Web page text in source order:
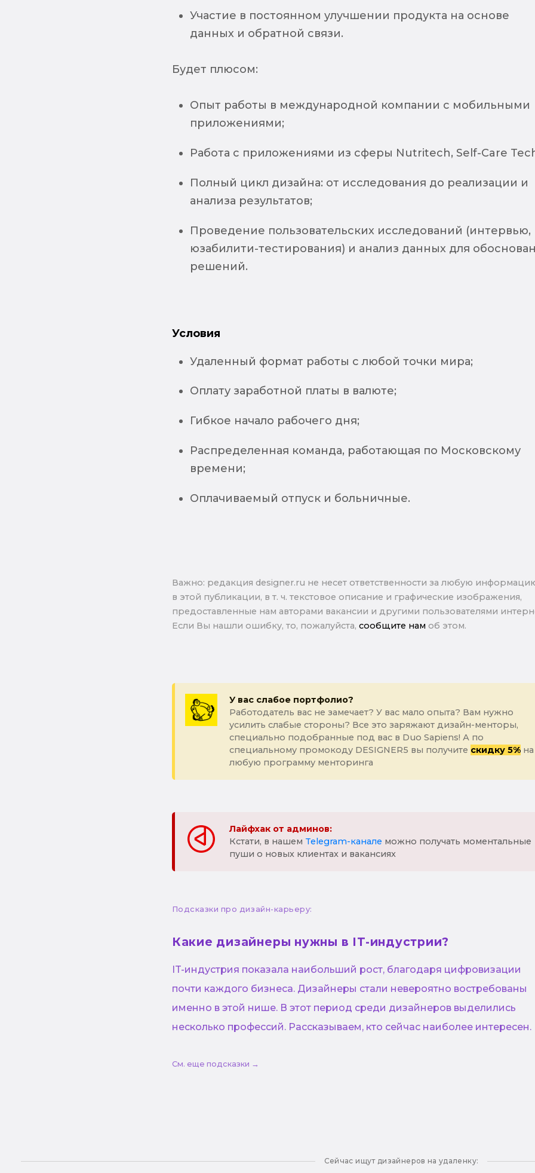
Участие в постоянном улучшении продукта на основе
данных и обратной связи.
Будет плюсом:
Опыт работы в международной компании с мобильными
приложениями;
Работа с приложениями из сферы Nutritech, Self-Care
Полный цикл дизайна: от исследования до реализации и
анализа результатов;
Проведение пользовательских исследований (интервью,
юзабилити-тестирования) и анализ данных для
решений.
Условия
Удаленный формат работы с любой точки мира;
Оплату заработной платы в валюте;
Гибкое начало рабочего дня;
Распределенная команда, работающая по Московскому
времени;
Оплачиваемый отпуск и больничные.
Важно: pедакция designer.ru не несет ответственности за любую
в этой публикации, в т. ч. текстовое описание и графические изображения,
предоставленные нам авторами вакансии и другими пользователями
Если Вы нашли ошибку, то, пожалуйста, сообщите нам об этом.
У вас слабое портфолио?
Работодатель вас не замечает? У вас мало опыта? Вам нужно
усилить слабые стороны? Все это заряжают дизайн-менторы,
специально подобранные под вас в Duo Sapiens! А по
специальному промокоду DESIGNER5 вы получите скидку 5%на
любую программу менторинга
Лайфхак от админов:
Кстати, в нашем Telegram-канале можно получать моментальные
пуши о новых клиентах и вакансиях
Подсказки про дизайн-карьеру:
Какие дизайнеры нужны в IT-индустрии?
IT-индустрия показала наибольший рост, благодаря цифровизации
почти каждого бизнеса. Дизайнеры стали невероятно востребованы
именно в этой нише. В этот период среди дизайнеров выделились
несколько профессий. Рассказываем, кто сейчас наиболее интересен.
См. еще подсказки →
Сейчас ищут дизайнеров на удаленку: